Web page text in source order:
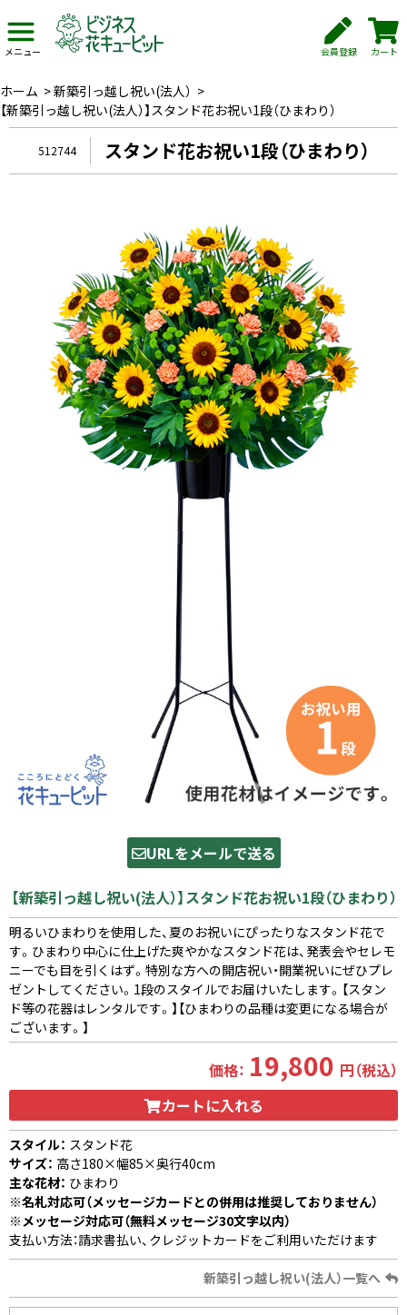
メニュー 会員登録 カート
ホーム >新築引っ越し祝い(法人） >
【新築引っ越し祝い(法人）】スタンド花お祝い1段（ひまわり）
512744 スタンド花お祝い1段（ひまわり）
URLをメールで送る
【新築引っ越し祝い(法人）】スタンド花お祝い1段（ひまわり）
明るいひまわりを使用した、夏のお祝いにぴったりなスタンド花で
す。ひまわり中心に仕上げた爽やかなスタンド花は、発表会やセレモ
ニーでも目を引くはず。特別な方への開店祝い・開業祝いにぜひプレ
ゼントしてください。1段のスタイルでお届けいたします。【スタン
ド等の花器はレンタルです。】【ひまわりの品種は変更になる場合が
ございます。】
価格： 19,800 円（税込）
カートに入れる
スタイル： スタンド花
サイズ： 高さ180×幅85×奥行40cm
主な花材： ひまわり
※名札対応可（メッセージカードとの併用は推奨しておりません）
※メッセージ対応可（無料メッセージ30文字以内）
支払い方法：請求書払い、クレジットカードをご利用いただけます
新築引っ越し祝い(法人）一覧へ